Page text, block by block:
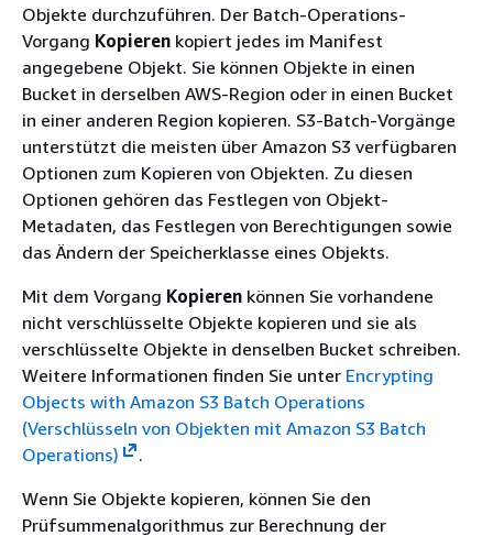
Objekte durchzuführen. Der Batch-Operations-
Vorgang Kopieren kopiert jedes im Manifest
angegebene Objekt. Sie können Objekte in einen
Bucket in derselben AWS-Region oder in einen Bucket
in einer anderen Region kopieren. S3-Batch-Vorgänge
unterstützt die meisten über Amazon S3 verfügbaren
Optionen zum Kopieren von Objekten. Zu diesen
Optionen gehören das Festlegen von Objekt-
Metadaten, das Festlegen von Berechtigungen sowie
das Ändern der Speicherklasse eines Objekts.
Mit dem Vorgang Kopieren können Sie vorhandene
nicht verschlüsselte Objekte kopieren und sie als
verschlüsselte Objekte in denselben Bucket schreiben.
Weitere Informationen finden Sie unter Encrypting
Objects with Amazon S3 Batch Operations
(Verschlüsseln von Objekten mit Amazon S3 Batch
Operations)
.
Wenn Sie Objekte kopieren, können Sie den
Prüfsummenalgorithmus zur Berechnung der